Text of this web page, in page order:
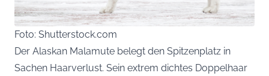
Foto: Shutterstock.com
Der Alaskan Malamute belegt den Spitzenplatz in
Sachen Haarverlust. Sein extrem dichtes Doppelhaar